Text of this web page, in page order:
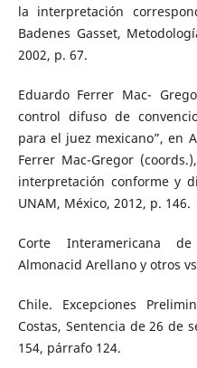
la interpretación
Badenes Gasset,
2002, p. 67.
Eduardo Ferrer Mac-
control difuso de
para el juez mexicano”, en
Ferrer Mac-Gregor
interpretación conforme y
UNAM, México, 2012, p. 146.
Corte Interamericana
Almonacid Arellano y otros vs
Chile. Excepciones
Costas, Sentencia de 26 de
154, párrafo 124.